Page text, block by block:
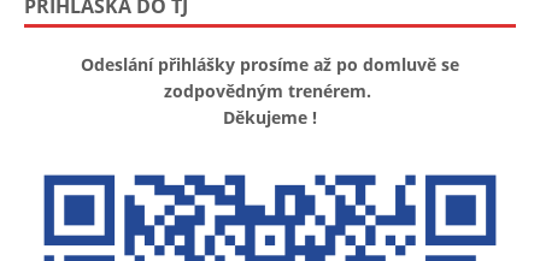
PŘIHLÁŠKA DO TJ
Odeslání přihlášky prosíme až po domluvě se
zodpovědným trenérem.
Děkujeme !